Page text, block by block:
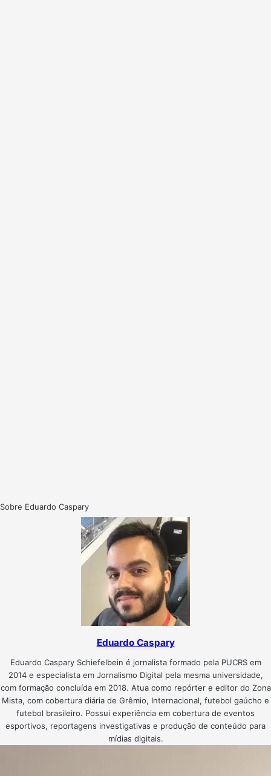
Sobre Eduardo Caspary
Eduardo Caspary
Eduardo Caspary Schiefelbein é jornalista formado pela PUCRS em
2014 e especialista em Jornalismo Digital pela mesma universidade,
com formação concluída em 2018. Atua como repórter e editor do Zona
Mista, com cobertura diária de Grêmio, Internacional, futebol gaúcho e
futebol brasileiro. Possui experiência em cobertura de eventos
esportivos, reportagens investigativas e produção de conteúdo para
mídias digitais.